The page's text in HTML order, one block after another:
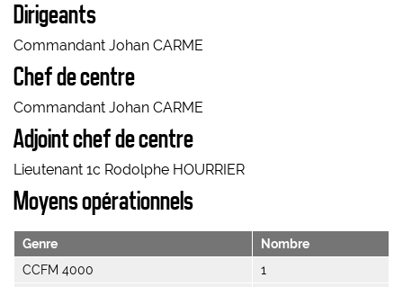
Dirigeants
Commandant Johan CARME
Chef de centre
Commandant Johan CARME
Adjoint chef de centre
Lieutenant 1c Rodolphe HOURRIER
Moyens opérationnels
Genre
Nombre
CCFM 4000
1